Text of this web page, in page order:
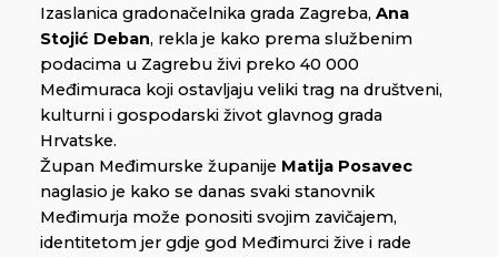
Izaslanica gradonačelnika grada Zagreba, Ana
Stojić Deban, rekla je kako prema službenim
podacima u Zagrebu živi preko 40 000
Međimuraca koji ostavljaju veliki trag na društveni,
kulturni i gospodarski život glavnog grada
Hrvatske.
Župan Međimurske županije Matija Posavec
naglasio je kako se danas svaki stanovnik
Međimurja može ponositi svojim zavičajem,
identitetom jer gdje god Međimurci žive i rade